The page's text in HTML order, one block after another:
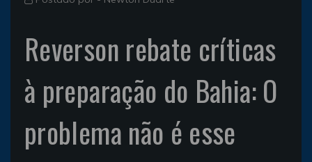
Reverson rebate críticas
à preparação do Bahia: O
problema não é esse